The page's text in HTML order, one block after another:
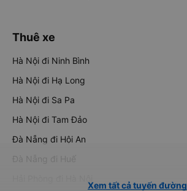
Thuê xe
Hà Nội đi Ninh Bình
Hà Nội đi Hạ Long
Hà Nội đi Sa Pa
Hà Nội đi Tam Đảo
Đà Nẵng đi Hội An
Đà Nẵng đi Huế
Xem tất cả tuyến đường